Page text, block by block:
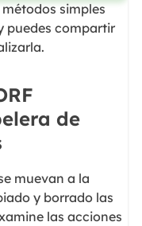
simples
puedes compartir
de
muevan a la
y borrado las
las acciones